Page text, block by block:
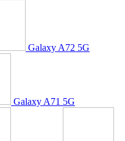
Galaxy A72 5G
Galaxy A71 5G